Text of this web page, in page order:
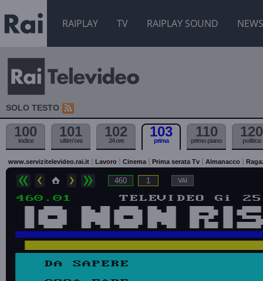
RAIPLAY TV RAIPLAY SOUND NEWS
SOLO TESTO
100
indice
101
ultim'ora
102
24 ore
103
prima
110
primo piano
120
politica
www.servizitelevideo.rai.it Lavoro Cinema Prima serata Tv Almanacco